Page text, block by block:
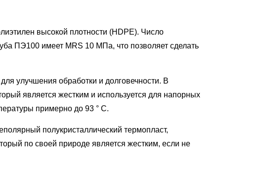
высокой плотности (HDPE). Число
ПЭ100 имеет MRS 10 МПа, что позволяет сделать
улучшения обработки и долговечности. В
является жестким и используется для напорных
примерно до 93 ° C.
полукристаллический термопласт,
по своей природе является жестким, если не